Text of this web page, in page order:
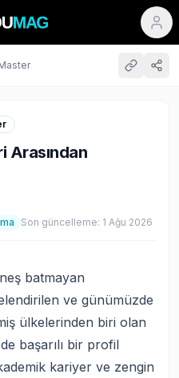
Arasından
Son güncelleme: 1 Ağu 2026
batmayan
ve günümüzde
ülkelerinden biri olan
başarılı bir profil
kariyer ve zengin